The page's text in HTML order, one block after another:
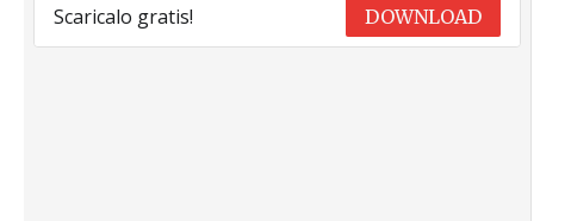
Scaricalo gratis! DOWNLOAD